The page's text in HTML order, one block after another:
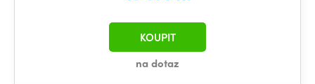
na dotaz
KOUPIT